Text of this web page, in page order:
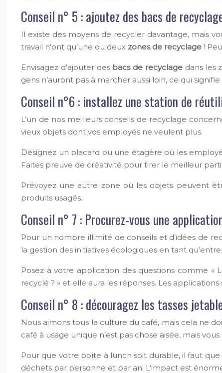
Conseil n° 5 : ajoutez des bacs de
Il existe des moyens de recycler davantage, mais
travail n’ont qu’une ou deux zones de recyclage !
Envisagez d’ajouter des bacs de recyclage dans les
gens n’auront pas à marcher aussi loin, ce qui signifie
Conseil n°6 : installez une station de
L’un de nos meilleurs conseils de recyclage
vieux objets dont vos employés ne veulent plus.
Désignez un placard ou une étagère où les
Faites preuve de créativité pour tirer le meilleur parti
Prévoyez une autre zone où les objets peuvent
produits usagés.
Conseil n° 7 : Procurez-vous une
Pour un nombre illimité de conseils et d’idées de
la gestion des initiatives écologiques en tant
Posez à votre application des questions comme
recyclé ? » et elle aura les réponses. Les
Conseil n° 8 : découragez les tasses
Nous aimons tous la culture du café, mais cela ne
café à usage unique n’est pas chose aisée, mais
Pour que votre boîte à lunch soit durable, il faut
déchets par personne et par an. L’impact est